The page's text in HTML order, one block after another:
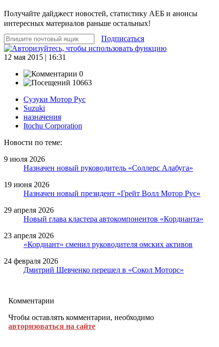
Получайте дайджест новостей, статистику АЕБ и анонсы
интересных материалов раньше остальных!
Подписаться
12 мая 2015 | 16:31
0
10663
Сузуки Мотор Рус
Suzuki
назначения
Itochu Corporation
Новости по теме:
9 июля 2026
Назначен новый руководитель «Соллерс Алабуга»
19 июня 2026
Назначен новый президент «Грейт Волл Мотор Рус»
29 апреля 2026
Новый глава кластера автокомпонентов «Кордианта»
23 апреля 2026
«Кордиант» сменил руководителя омских активов
24 февраля 2026
Дмитрий Шевченко перешел в «Сокол Моторс»
Комментарии
Чтобы оставлять комментарии, необходимо
авторизоваться на сайте